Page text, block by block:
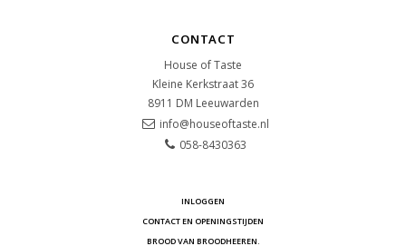
CONTACT
House of Taste
Kleine Kerkstraat 36
8911 DM Leeuwarden
info@houseoftaste.nl
058-8430363
INLOGGEN
CONTACT EN OPENINGSTIJDEN
BROOD VAN BROODHEEREN.